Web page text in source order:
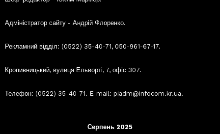
Адміністратор сайту - Андрій Флоренко.
Рекламний відділ: (0522) 35-40-71, 050-961-67-17.
Кропивницький, вулиця Ельворті, 7, офіс 307.
Телефон: (0522) 35-40-71. E-mail: piadm@infocom.kr.ua.
Серпень 2025